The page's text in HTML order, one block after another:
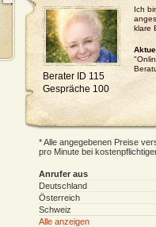
Ich
klare
Berater ID 115
Gespräche 100
* Alle angegebenen Preise
pro Minute bei
Anrufer aus
Deutschland
Österreich
Schweiz
Alle anzeigen